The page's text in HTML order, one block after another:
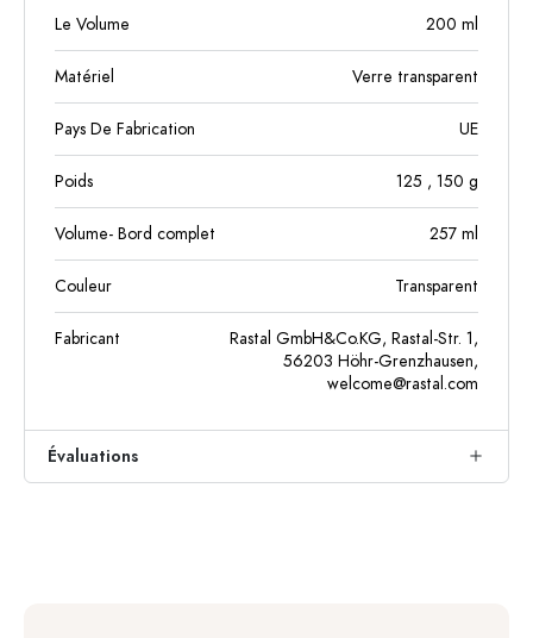
Le Volume 200 ml
Matériel Verre transparent
Pays De Fabrication UE
Poids 125 , 150 g
Volume- Bord complet 257 ml
Couleur Transparent
Fabricant
Rastal GmbH&Co.KG, Rastal-Str. 1,
56203 Höhr-Grenzhausen,
welcome@rastal.com
Évaluations